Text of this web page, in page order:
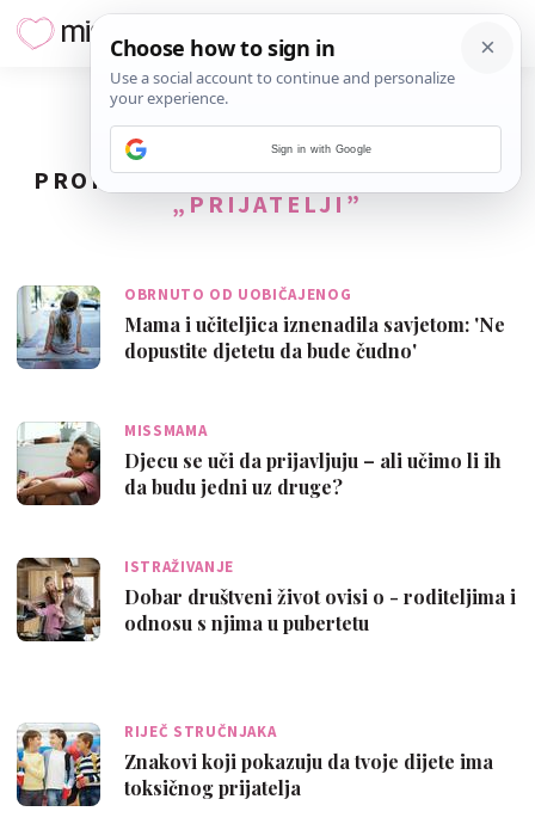
PRONAĐENO59REZULTATA ZA TAG
„PRIJATELJI”
OBRNUTO OD UOBIČAJENOG
Mama i učiteljica iznenadila savjetom: 'Ne
dopustite djetetu da bude čudno'
MISSMAMA
Djecu se uči da prijavljuju – ali učimo li ih
da budu jedni uz druge?
ISTRAŽIVANJE
Dobar društveni život ovisi o - roditeljima i
odnosu s njima u pubertetu
RIJEČ STRUČNJAKA
Znakovi koji pokazuju da tvoje dijete ima
toksičnog prijatelja
Sign in with Google